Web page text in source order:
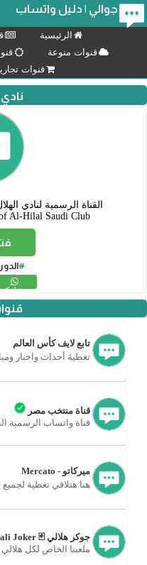
جوالي | دليل واتساب
الرئيسية
قنوات منوعة
قنوات
Al-Hilal Saudi Club
#
مشاركة
تابع لايف كأس العالم
قناة منتخب مصر
قناة واتساب الرسمية
ميركاتو - Mercato
هنا هتلاقي تغطية لجميع
جوكر هلالي 🃏 Hilali Joker